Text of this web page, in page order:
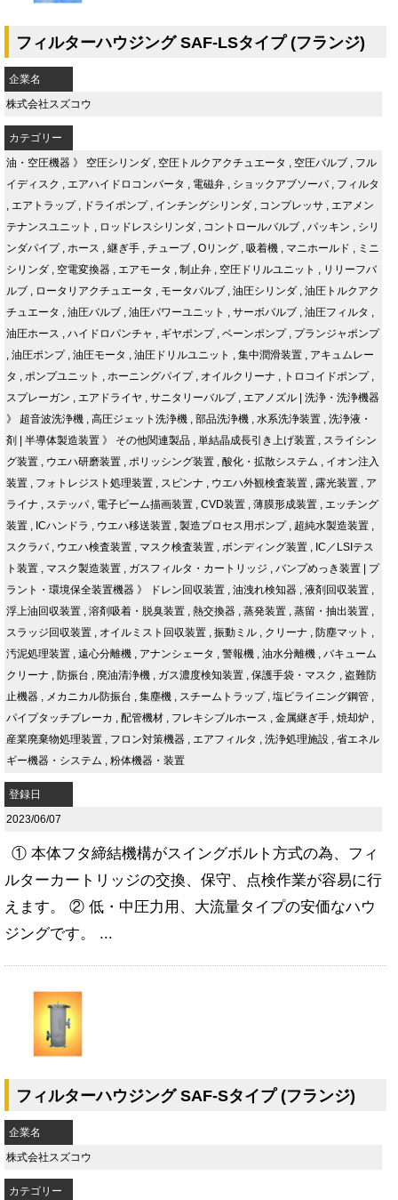
フィルターハウジング SAF-LSタイプ (フランジ)
企業名
株式会社スズコウ
カテゴリー
油・空圧機器 》 空圧シリンダ , 空圧トルクアクチュエータ , 空圧バルブ , フル
イディスク , エアハイドロコンバータ , 電磁弁 , ショックアブソーバ, フィルタ
, エアトラップ, ドライポンプ, インチングシリンダ , コンプレッサ , エアメン
テナンスユニット , ロッドレスシリンダ , コントロールバルブ , パッキン , シリ
ンダパイプ, ホース , 継ぎ手 , チューブ , Oリング , 吸着機 , マニホールド , ミニ
シリンダ , 空電変換器 , エアモータ , 制止弁 , 空圧ドリルユニット , リリーフバ
ルブ , ロータリアクチュエータ , モータバルブ , 油圧シリンダ , 油圧トルクアク
チュエータ , 油圧バルブ , 油圧パワーユニット , サーボバルブ , 油圧フィルタ ,
油圧ホース , ハイドロパンチャ , ギヤポンプ, ベーンポンプ, プランジャポンプ
, 油圧ポンプ, 油圧モータ , 油圧ドリルユニット , 集中潤滑装置 , アキュムレー
タ , ポンプユニット , ホーニングパイプ, オイルクリーナ , トロコイドポンプ,
スプレーガン , エアドライヤ , サニタリーバルブ , エアノズル
洗浄・洗浄機器
》 超音波洗浄機 , 高圧ジェット洗浄機 , 部品洗浄機 , 水系洗浄装置 , 洗浄液・
剤
半導体製造装置 》 その他関連製品 , 単結晶成長引き上げ装置 , スライシン
グ装置 , ウエハ研磨装置 , ポリッシング装置 , 酸化・拡散システム , イオン注入
装置 , フォトレジスト処理装置 , スピンナ , ウエハ外観検査装置 , 露光装置 , ア
ライナ , ステッパ , 電子ビーム描画装置 , CVD装置 , 薄膜形成装置 , エッチング
装置 , ICハンドラ , ウエハ移送装置 , 製造プロセス用ポンプ, 超純水製造装置 ,
スクラバ, ウエハ検査装置 , マスク検査装置 , ボンディング装置 , IC／LSIテス
ト装置 , マスク製造装置 , ガスフィルタ・カートリッジ , バンプめっき装置
プ
ラント・環境保全装置機器 》 ドレン回収装置 , 油洩れ検知器 , 液剤回収装置 ,
浮上油回収装置 , 溶剤吸着・脱臭装置 , 熱交換器 , 蒸発装置 , 蒸留・抽出装置 ,
スラッジ回収装置 , オイルミスト回収装置 , 振動ミル , クリーナ , 防塵マット ,
汚泥処理装置 , 遠心分離機 , アナンシェータ , 警報機 , 油水分離機 , バキューム
クリーナ , 防振台 , 廃油清浄機 , ガス濃度検知装置 , 保護手袋・マスク , 盗難防
止機器 , メカニカル防振台 , 集塵機 , スチームトラップ, 塩ビライニング鋼管 ,
パイプタッチブレーカ , 配管機材 , フレキシブルホース , 金属継ぎ手 , 焼却炉 ,
産業廃棄物処理装置 , フロン対策機器 , エアフィルタ , 洗浄処理施設 , 省エネル
ギー機器・システム , 粉体機器・装置
登録日
2023/06/07
① 本体フタ締結機構がスイングボルト方式の為、フィ
ルターカートリッジの交換、保守、点検作業が容易に行
えます。 ② 低・中圧力用、大流量タイプの安価なハウ
ジングです。 ...
フィルターハウジング SAF-Sタイプ (フランジ)
企業名
株式会社スズコウ
カテゴリー